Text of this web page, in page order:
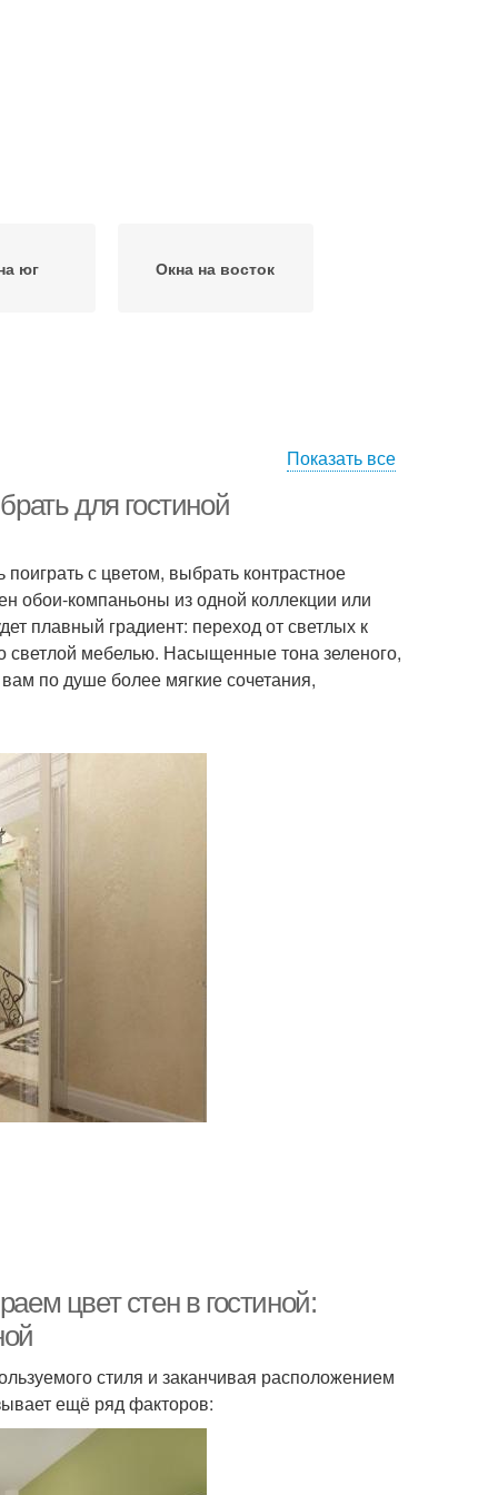
юг Окна на восток
Показать все
для гостиной
с цветом, выбрать контрастное
обои-компаньоны из одной коллекции или
плавный градиент: переход от светлых к
мебелью. Насыщенные тона зеленого,
по душе более мягкие сочетания,
цвет стен в гостиной:
стиля и заканчивая расположением
ещё ряд факторов: